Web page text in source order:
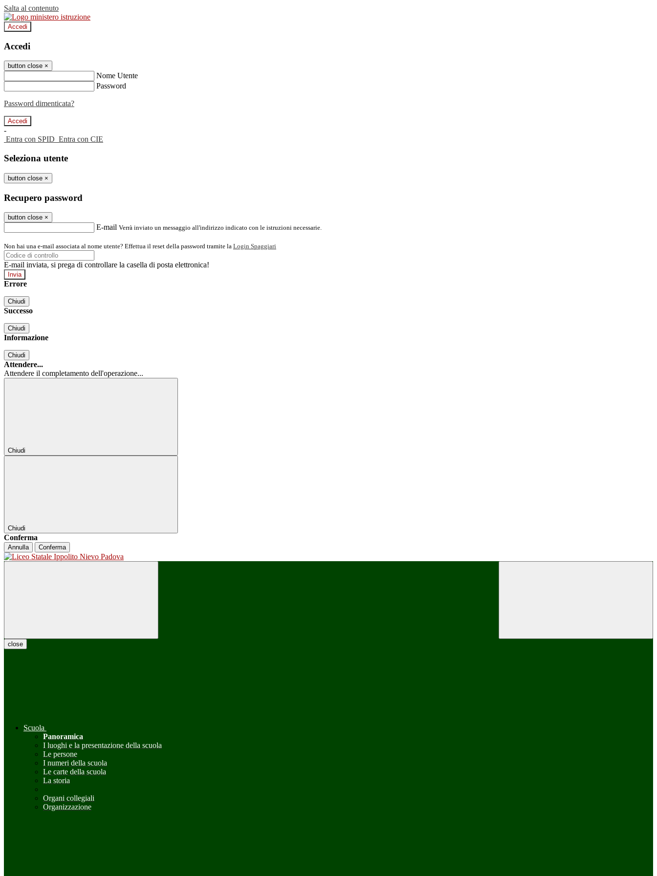
Salta al contenuto
Accedi
Accedi
button close ×
Nome Utente
Password
Password dimenticata?
-
Entra con SPID Entra con CIE
Seleziona utente
button close ×
Recupero password
button close ×
E-mail Verrà inviato un messaggio all'indirizzo indicato con le istruzioni necessarie.
Non hai una e-mail associata al nome utente? Effettua il reset della password tramite la Login Spaggiari
E-mail inviata, si prega di controllare la casella di posta elettronica!
Errore
Chiudi
Successo
Chiudi
Informazione
Chiudi
Attendere...
Attendere il completamento dell'operazione...
Chiudi
Chiudi
Conferma
Annulla Conferma
close
Scuola
Panoramica
I luoghi e la presentazione della scuola
Le persone
I numeri della scuola
Le carte della scuola
La storia
Organi collegiali
Organizzazione